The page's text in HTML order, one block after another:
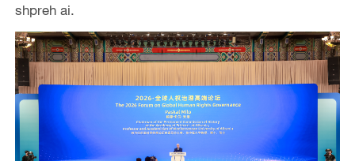
shpreh ai.